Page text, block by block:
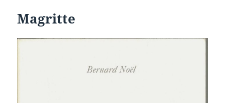
Magritte